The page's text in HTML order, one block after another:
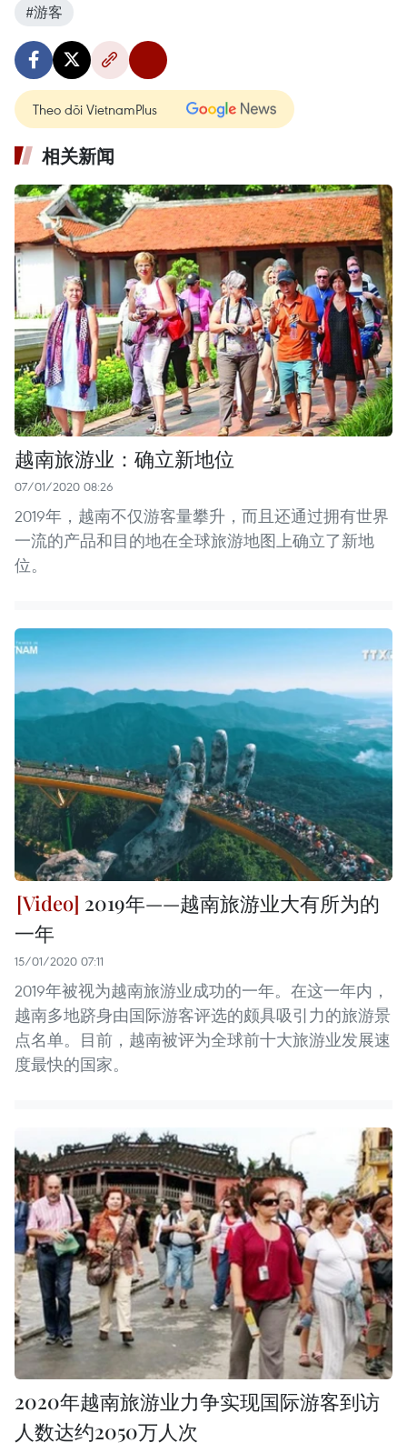
#游客
Theo dõi VietnamPlus
相关新闻
越南旅游业：确立新地位
07/01/2020 08:26
2019年，越南不仅游客量攀升，而且还通过拥有世界
一流的产品和目的地在全球旅游地图上确立了新地
位。
2019年——越南旅游业大有所为的
一年
15/01/2020 07:11
2019年被视为越南旅游业成功的一年。在这一年内，
越南多地跻身由国际游客评选的颇具吸引力的旅游景
点名单。目前，越南被评为全球前十大旅游业发展速
度最快的国家。
2020年越南旅游业力争实现国际游客到访
人数达约2050万人次